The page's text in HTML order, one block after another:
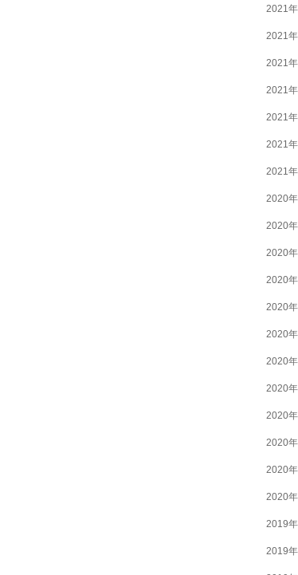
2021
2021
2021
2021
2021
2021
2021
2020
2020
2020
2020
2020
2020
2020
2020
2020
2020
2020
2020
2019
2019